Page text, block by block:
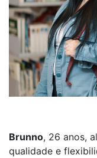
Brunno, 26 anos,
qualidade e